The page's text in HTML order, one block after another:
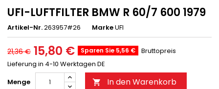
UFI-LUFTFILTER BMW R 60/7 600 1979
Artikel-Nr.263957#26 MarkeUFI
21,36 € 15,80 € Sparen Sie 5,56 €
Bruttopreis
Lieferung in 4-10 Werktagen DE
Menge
 In den Warenkorb